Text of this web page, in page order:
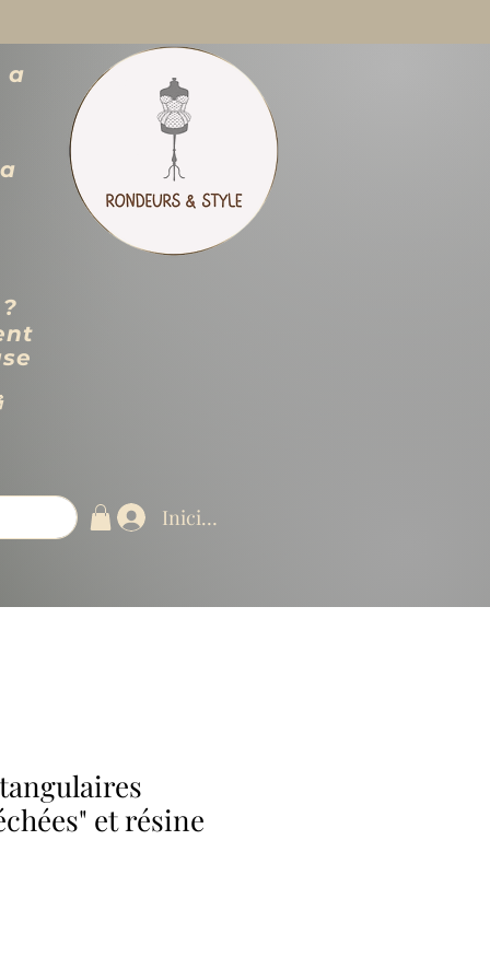
a
Iniciar sesión
et résine